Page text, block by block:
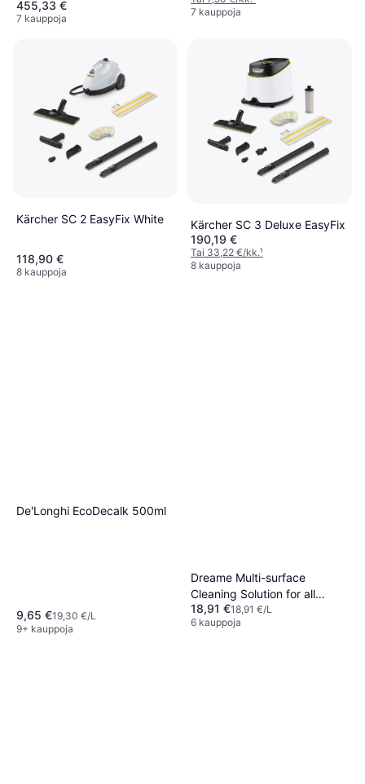
455,33 €
7 kauppoja
7 kauppoja
Kärcher SC 2 EasyFix White
118,90 €
8 kauppoja
Kärcher SC 3 Deluxe EasyFix
190,19 €
Tai 33,22 €/kk.¹
8 kauppoja
De'Longhi EcoDecalk 500ml
9,65 €19,30 €/L
9+ kauppoja
Dreame Multi-surface
Cleaning Solution for all
Robot Vacuums
18,91 €18,91 €/L
6 kauppoja